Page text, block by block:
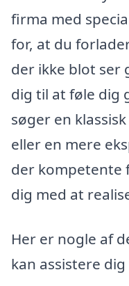
firma med
for, at du
der ikke blot ser
dig til at føle dig
søger en
eller en mere
der kompetente
dig med at
Her er nogle af
kan assistere dig